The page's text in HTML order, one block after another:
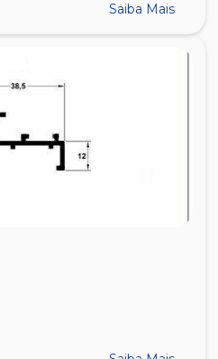
Saiba Mais